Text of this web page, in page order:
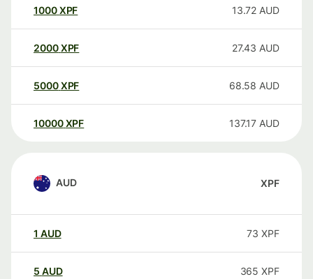
1000XPF 13.72 AUD
2000XPF 27.43 AUD
5000XPF 68.58 AUD
10000 XPF 137.17 AUD
AUD XPF
1 AUD 73 XPF
5 AUD 365 XPF